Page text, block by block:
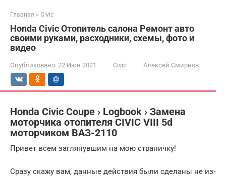
Главная » Civic
Honda Civic Отопитель салона Ремонт авто
своими руками, расходники, схемы, фото и
видео
Опубликовано: 22 Июн 2021 Civic Алексей Смирнов
Honda Civic Coupe › Logbook › Замена
моторчика отопителя CIVIC VIII 5d
моторчиком ВАЗ-2110
Привет всем заглянувшим на мою страничку!
Сразу скажу вам, данные действия были сделаны не из-